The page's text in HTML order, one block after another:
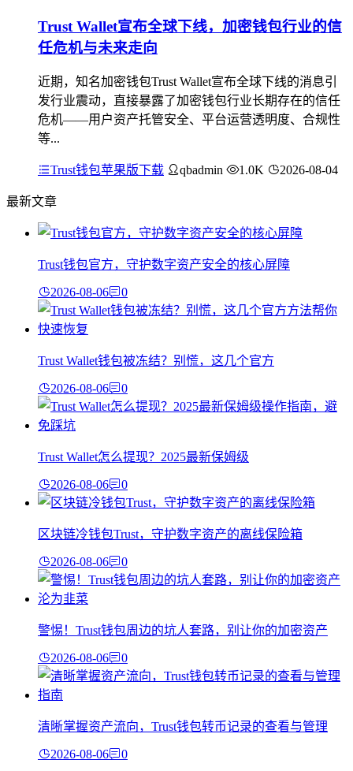
Trust Wallet宣布全球下线，加密钱包行业的信
任危机与未来走向
近期，知名加密钱包Trust Wallet宣布全球下线的消息引
发行业震动，直接暴露了加密钱包行业长期存在的信任
危机——用户资产托管安全、平台运营透明度、合规性
等...
Trust钱包苹果版下载 qbadmin 1.0K 2026-08-04
最新文章
Trust钱包官方，守护数字资产安全的核心屏障
2026-08-06 0
Trust Wallet钱包被冻结？别慌，这几个官方
2026-08-06 0
Trust Wallet怎么提现？2025最新保姆级
2026-08-06 0
区块链冷钱包Trust，守护数字资产的离线保险箱
2026-08-06 0
警惕！Trust钱包周边的坑人套路，别让你的加密资产
2026-08-06 0
清晰掌握资产流向，Trust钱包转币记录的查看与管理
2026-08-06 0